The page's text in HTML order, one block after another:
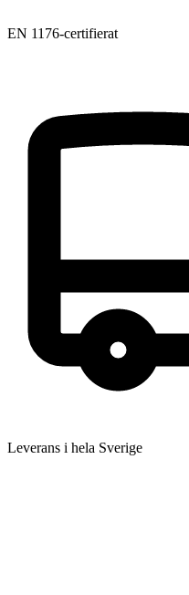
EN 1176-certifierat
Leverans i hela Sverige